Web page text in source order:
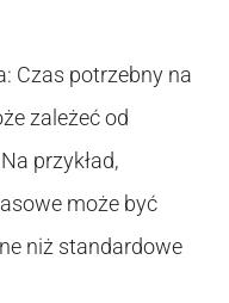
Czas potrzebny na
zależeć od
przykład,
może być
niż standardowe